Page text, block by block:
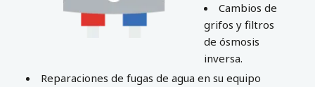
Cambios de
grifos y filtros
de ósmosis
inversa.
Reparaciones de fugas de agua en su equipo